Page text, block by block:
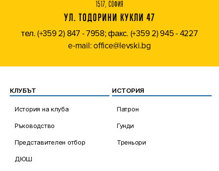
1517, СОФИЯ
УЛ. ТОДОРИНИ КУКЛИ 47
тел. (+359 2) 847 - 7958; факс. (+359 2) 945 - 4227
e-mail: office@levski.bg
КЛУБЪТ
История на клуба
Ръководство
Представителен отбор
ДЮШ
ИСТОРИЯ
Патрон
Гунди
Треньори